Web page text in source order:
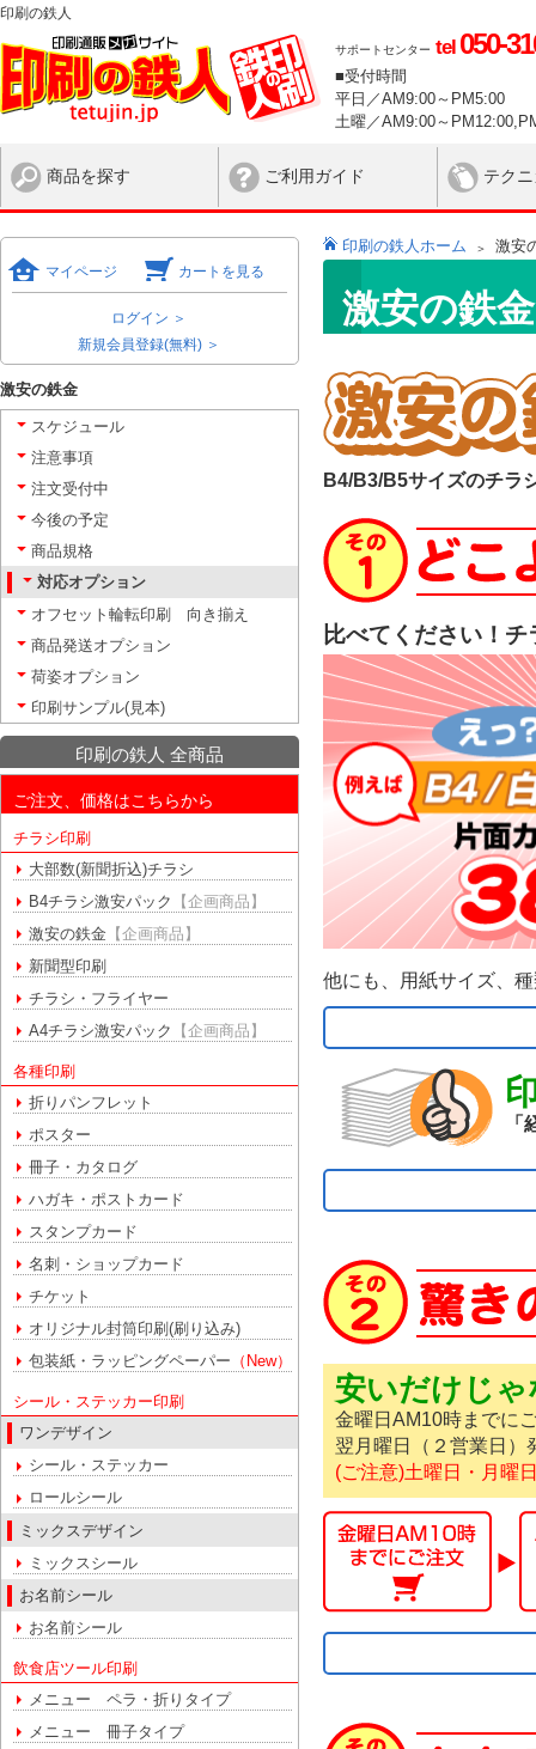
印刷の鉄人
サポートセンター tel 050-
■受付時間
平日／AM9:00～PM5:00
土曜／AM9:00～
商品を探す ご利用ガイド テク
マイページ カートを見る
ログイン ＞
新規会員登録(無料) ＞
激安の鉄金
スケジュール
注意事項
注文受付中
今後の予定
商品規格
対応オプション
オフセット輪転印刷 向き揃え
商品発送オプション
荷姿オプション
印刷サンプル(見本)
印刷の鉄人 全商品
ご注文、価格はこちらから
チラシ印刷
大部数(新聞折込)チラシ
B4チラシ激安パック
【企画商品】
激安の鉄金 【企画商品】
新聞型印刷
チラシ・フライヤー
A4チラシ激安パック
【企画商品】
各種印刷
折りパンフレット
ポスター
冊子・カタログ
ハガキ・ポストカード
スタンプカード
名刺・ショップカード
チケット
オリジナル封筒印刷(刷り込み)
包装紙・ラッピングペーパー （New）
シール・ステッカー印刷
ワンデザイン
シール・ステッカー
ロールシール
ミックスデザイン
ミックスシール
お名前シール
お名前シール
飲食店ツール印刷
メニュー ペラ・折りタイプ
メニュー 冊子タイプ
印刷の鉄人ホーム 激安
激安の鉄金
B4/B3/B5サイズのチラ
比べてください！
他にも、用紙サイズ、
安いだけじ
金曜日AM10時までに
翌月曜日（２営業日）
(ご注意)土曜日・月曜